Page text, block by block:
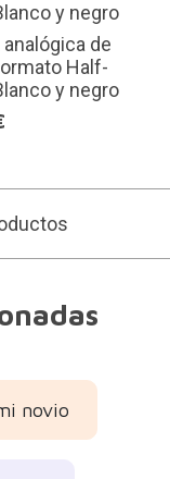
analógica de
Half-
y negro
novio